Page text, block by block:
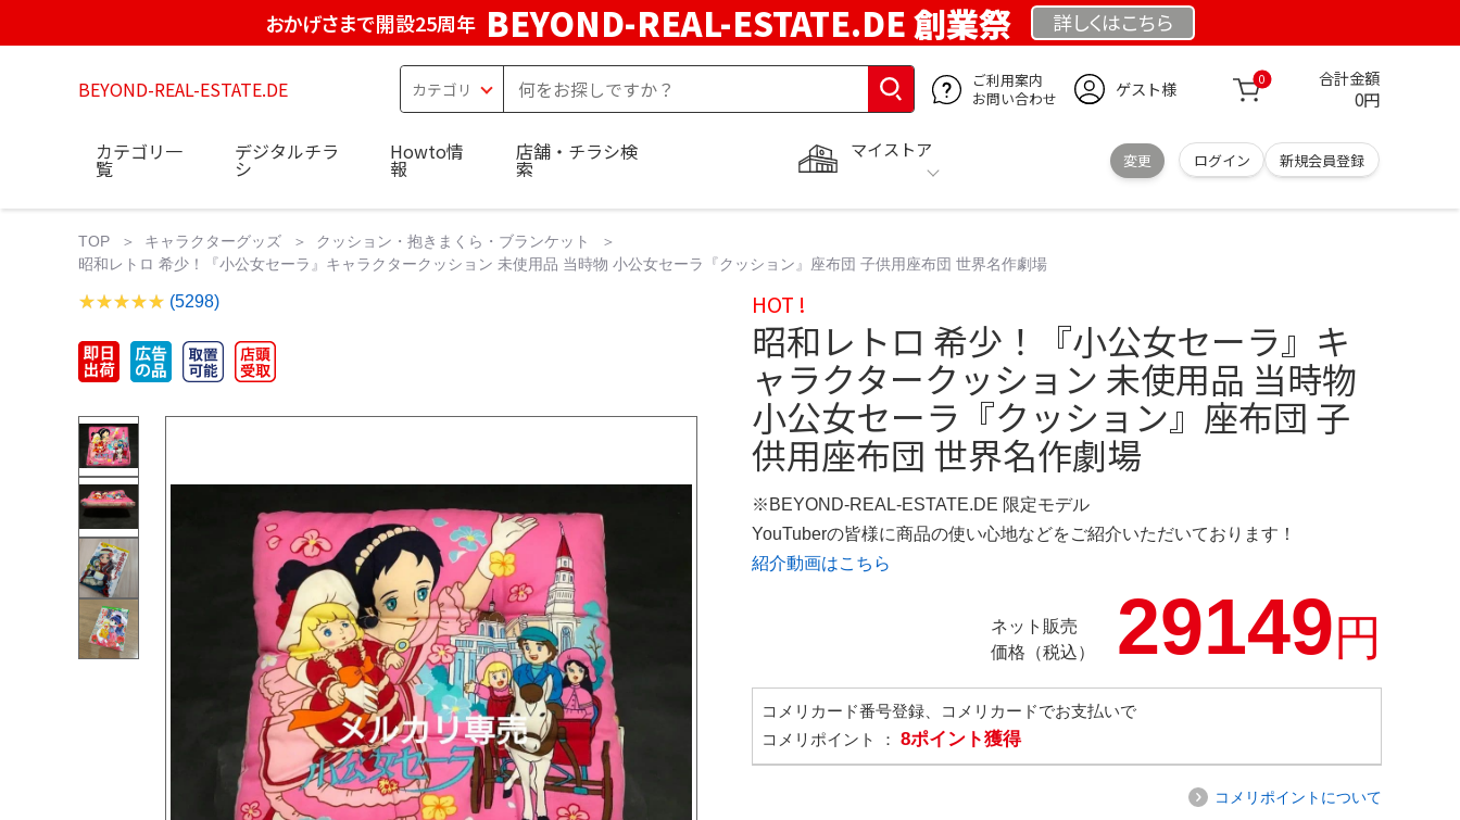
おかげさまで開設25周年 BEYOND-REAL-ESTATE.DE 創業祭 詳しくはこちら
BEYOND-REAL-ESTATE.DE
ご利用案内
お問い合わせ
ゲスト様 0 合計金額
0円
マイストア
変更 ログイン 新規会員登録
カテゴリ一
覧
デジタルチラ
シ
Howto情
報
店舗・チラシ検
索
TOP キャラクターグッズ
クッション・抱きまくら・ブランケット
昭和レトロ 希少！『小公女セーラ』キャラクタークッション 未使用品 当時物 小公女セーラ『クッション』座布団 子供用座布団 世界名作劇場
(5298) HOT !
昭和レトロ 希少！『小公女セーラ』キ
ャラクタークッション 未使用品 当時物
小公女セーラ『クッション』座布団 子
供用座布団 世界名作劇場
※BEYOND-REAL-ESTATE.DE 限定モデル
YouTuberの皆様に商品の使い心地などをご紹介いただいております！
紹介動画はこちら
ネット販売
価格（税込）
29149円
コメリカード番号登録、コメリカードでお支払いで
コメリポイント ： 8ポイント獲得
コメリポイントについて